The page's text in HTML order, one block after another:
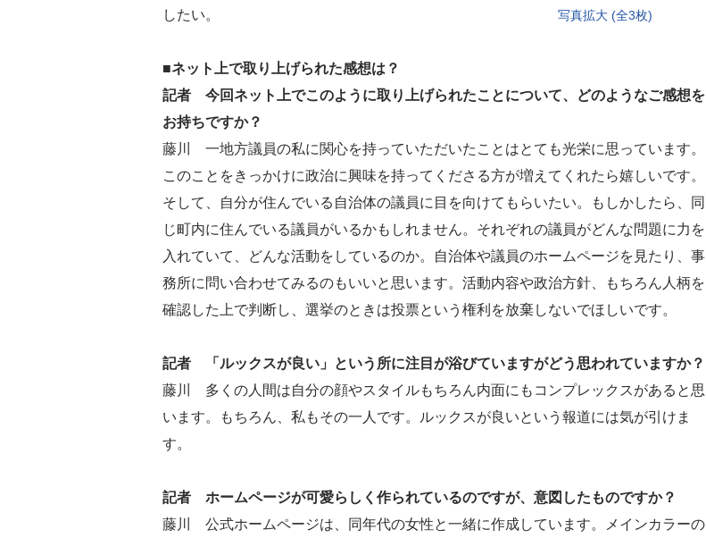
写真拡大 (全3枚)
したい。
■ネット上で取り上げられた感想は？
記者 今回ネット上でこのように取り上げられたことについて、どのようなご感想を
お持ちですか？
藤川 一地方議員の私に関心を持っていただいたことはとても光栄に思っています。
このことをきっかけに政治に興味を持ってくださる方が増えてくれたら嬉しいです。
そして、自分が住んでいる自治体の議員に目を向けてもらいたい。もしかしたら、同
じ町内に住んでいる議員がいるかもしれません。それぞれの議員がどんな問題に力を
入れていて、どんな活動をしているのか。自治体や議員のホームページを見たり、事
務所に問い合わせてみるのもいいと思います。活動内容や政治方針、もちろん人柄を
確認した上で判断し、選挙のときは投票という権利を放棄しないでほしいです。
記者 「ルックスが良い」という所に注目が浴びていますがどう思われていますか？
藤川 多くの人間は自分の顔やスタイルもちろん内面にもコンプレックスがあると思
います。もちろん、私もその一人です。ルックスが良いという報道には気が引けま
す。
記者 ホームページが可愛らしく作られているのですが、意図したものですか？
藤川 公式ホームページは、同年代の女性と一緒に作成しています。メインカラーの